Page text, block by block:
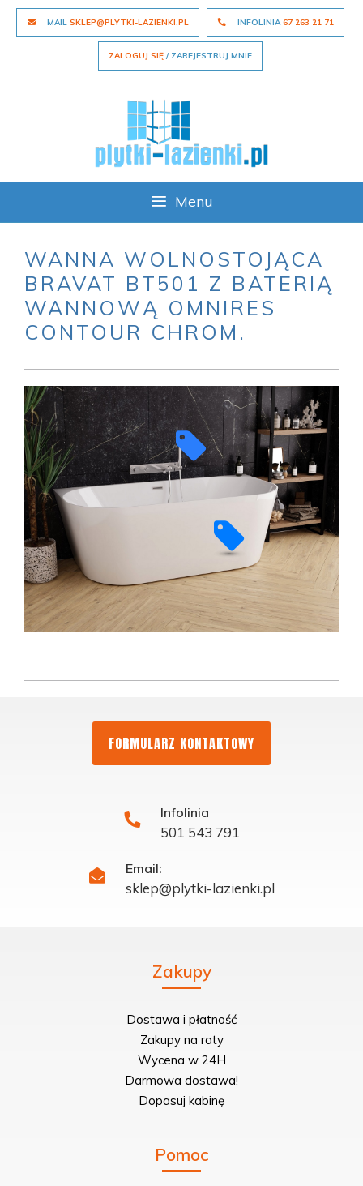
Skip
MAIL SKLEP@PLYTKI-LAZIENKI.PL INFOLINIA67 263 21 71
ZALOGUJ SIĘ / ZAREJESTRUJ MNIE
Menu
WANNA WOLNOSTOJĄCA
BRAVAT BT501 Z BATERIĄ
WANNOWĄ OMNIRES
CONTOUR CHROM.
FORMULARZ KONTAKTOWY
Infolinia
501 543 791
Email:
sklep@plytki-lazienki.pl
Zakupy
Dostawa i płatność
Zakupy na raty
Wycena w 24H
Darmowa dostawa!
Dopasuj kabinę
Pomoc